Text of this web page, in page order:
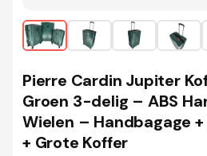
Pierre Cardin Jupiter
Groen 3-delig – ABS
Wielen – Handbagage
+ Grote Koffer